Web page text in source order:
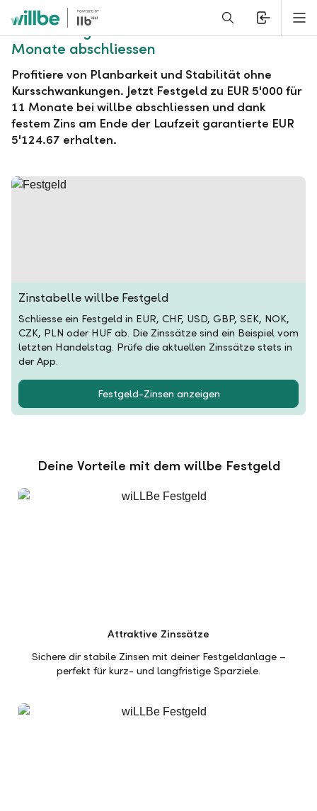
Alerts.Headline
willbe Festgeld zu EUR 5'000 für 11
Monate abschliessen
Profitiere von Planbarkeit und Stabilität ohne
Kursschwankungen. Jetzt Festgeld zu EUR 5'000 für
11 Monate bei willbe abschliessen und dank
festem Zins am Ende der Laufzeit garantierte EUR
5'124.67 erhalten.
Zinstabelle willbe Festgeld
Schliesse ein Festgeld in EUR, CHF, USD, GBP, SEK, NOK,
CZK, PLN oder HUF ab. Die Zinssätze sind ein Beispiel vom
letzten Handelstag. Prüfe die aktuellen Zinssätze stets in
der App.
Festgeld-Zinsen anzeigen
Deine Vorteile mit dem willbe Festgeld
Attraktive Zinssätze
Sichere dir stabile Zinsen mit deiner Festgeldanlage –
perfekt für kurz- und langfristige Sparziele.